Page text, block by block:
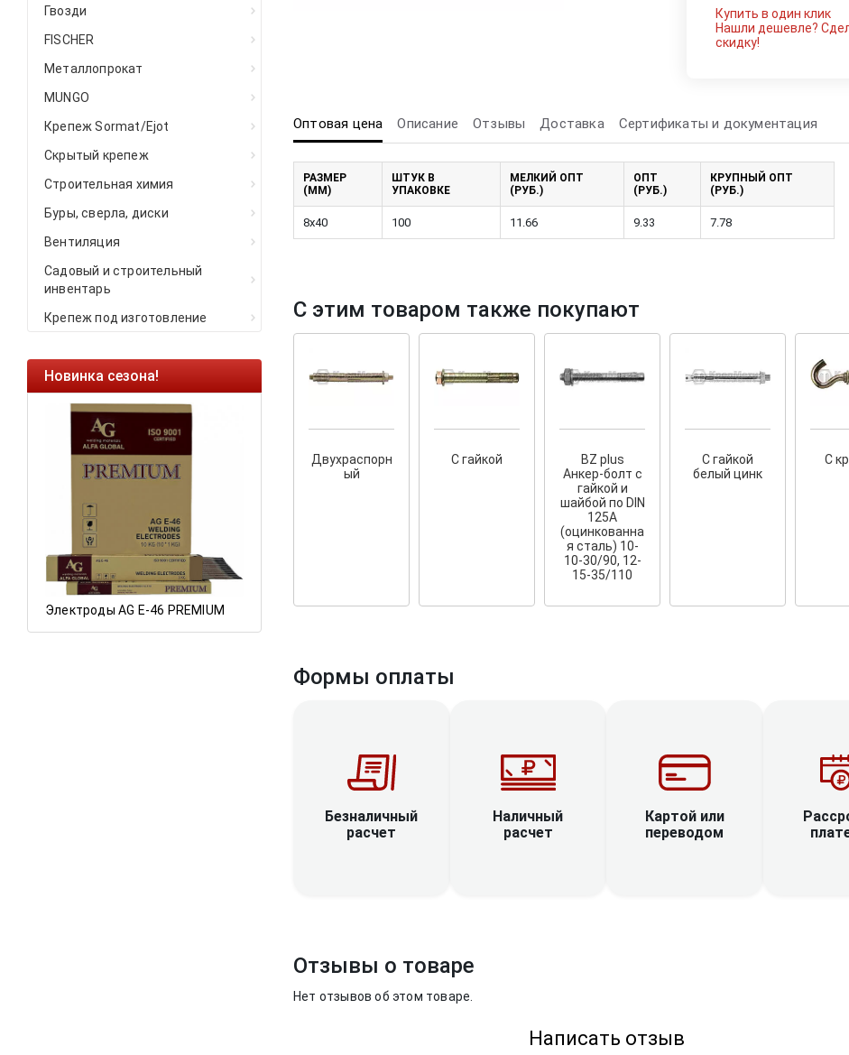
Гвозди
FISCHER
Металлопрокат
MUNGO
Крепеж Sormat/Ejot
Скрытый крепеж
Строительная химия
Буры, сверла, диски
Вентиляция
Садовый и строительный
инвентарь
Крепеж под изготовление
Новинка сезона!
Электроды AG E-46 PREMIUM
Ликвидация остатков!
Ликвидация складских
Cкрытый крепеж
У нас появился
крепеж для деревянных террас
и фасадов.
Купить в один клик
Нашли дешевле?
скидку!
Оптовая цена Описание Отзывы Доставка Сертификаты и документация
РАЗМЕР
(ММ)
ШТУК В
УПАКОВКЕ
МЕЛКИЙ ОПТ
(РУБ.)
ОПТ
(РУБ.)
КРУПНЫЙ ОПТ
(РУБ.)
8х40 100 11.66 9.33 7.78
С этим товаром также покупают
Двухраспорн
ый
С гайкой
BZ plus
Анкер-болт с
гайкой и
шайбой по DIN
125A
(оцинкованна
я сталь) 10-
10-30/90, 12-
15-35/110
С гайкой
белый цинк
С
Формы оплаты
Безналичный
расчет
Наличный
расчет
Картой или
переводом
Отзывы о товаре
Нет отзывов об этом товаре.
Написать отзыв